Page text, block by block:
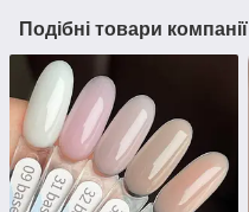
Подібні товари компанії